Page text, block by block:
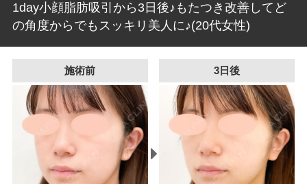
1day小顔脂肪吸引から3日後♪もたつき改善してど
の角度からでもスッキリ美人に♪(20代女性)
施術前 3日後